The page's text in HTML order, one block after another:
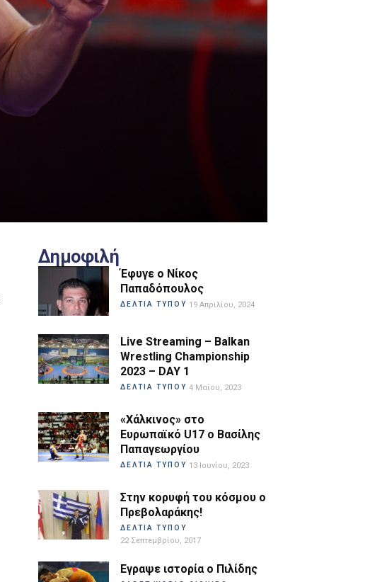
Δημοφιλή
Έφυγε ο Νίκος
Παπαδόπουλος
ΔΕΛΤΙΑ ΤΥΠΟΥ 19 Απριλίου, 2024
Live Streaming – Balkan
Wrestling Championship
2023 – DAY 1
ΔΕΛΤΙΑ ΤΥΠΟΥ 4 Μαΐου, 2023
«Χάλκινος» στο
Ευρωπαϊκό U17 ο Βασίλης
Παπαγεωργίου
ΔΕΛΤΙΑ ΤΥΠΟΥ 13 Ιουνίου, 2023
Στην κορυφή του κόσμου ο
Πρεβολαράκης!
ΔΕΛΤΙΑ ΤΥΠΟΥ
22 Σεπτεμβρίου, 2017
Εγραψε ιστορία ο Πιλίδης